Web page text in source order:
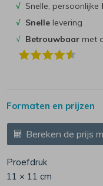
√Snelle, persoonlijke
√ Snellelevering
√ Betrouwbaarmet
Formaten en prijzen
Bereken de prijs
Proefdruk
11 × 11 cm